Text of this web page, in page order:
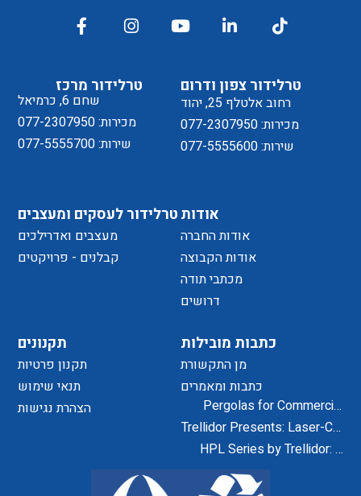
טרלידור מרכז
שחם 6, כרמיאל
מכירות: 077-2307950
שירות: 077-5555700
תקנונים
תקנון פרטיות
תנאי שימוש
הצהרת נגישות
כתבות מובילות
מן התקשורת
כתבות ומאמרים
Pergolas for Commercial
Centers and Residential
Projects
Trellidor Presents: Laser-Cut
Designs for Home Exteriors
and Interiors
HPL Series by Trellidor: A
טרלידור צפון ודרום
רחוב אלטלף 25, יהוד
מכירות: 077-2307950
שירות: 077-5555600
אודות
אודות החברה
אודות הקבוצה
מכתבי תודה
דרושים
טרלידור לעסקים ומעצבים
מעצבים ואדרילכים
קבלנים - פרויקטים